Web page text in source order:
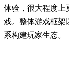
体验，很大程度上
戏。整体游戏框架
系构建玩家生态。